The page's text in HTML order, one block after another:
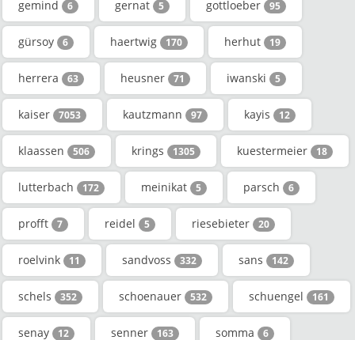
gemind 6 gernat 5 gottloeber 95
gürsoy 6 haertwig 170 herhut 19
herrera 63 heusner 71 iwanski 5
kaiser 7053 kautzmann 97 kayis 12
klaassen 506 krings 1305 kuestermeier 18
lutterbach 172 meinikat 5 parsch 6
profft 7 reidel 5 riesebieter 20
roelvink 11 sandvoss 332 sans 142
schels 352 schoenauer 532 schuengel 161
senay 12 senner 163 somma 6